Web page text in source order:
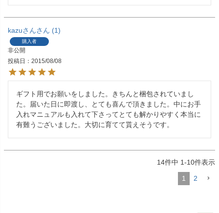
kazuさん 1
購入者
非公開
投稿日
2015/08/08
ギフト用でお願いをしました。きちんと梱包されていまし
た。届いた日に即渡し、とても喜んで頂きました。中にお手
入れマニュアルも入れて下さってとても解かりやすく本当に
有難うございました。大切に育てて貰えそうです。
14件中 1-10件表示
1 2